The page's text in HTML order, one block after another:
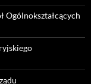
Ogólnokształcących